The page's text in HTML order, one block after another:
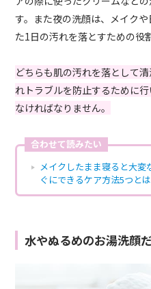
す。また夜の洗顔は、メイク
た1日の汚れを落とすための役
どちらも肌の汚れを落として
れトラブルを防止するために
なければなりません。
合わせて読みたい
メイクしたまま寝ると大変
ぐにできるケア方法5つと
水やぬるめのお湯洗顔